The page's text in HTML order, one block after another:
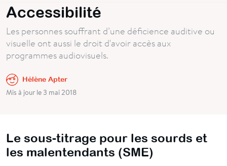
Accessibilité
Les personnes souffrant d’une déficience auditive ou
visuelle ont aussi le droit d'avoir accès aux
programmes audiovisuels.
Hélène Apter
Mis à jour le 3 mai 2018
Le sous-titrage pour les sourds et
les malentendants (SME)